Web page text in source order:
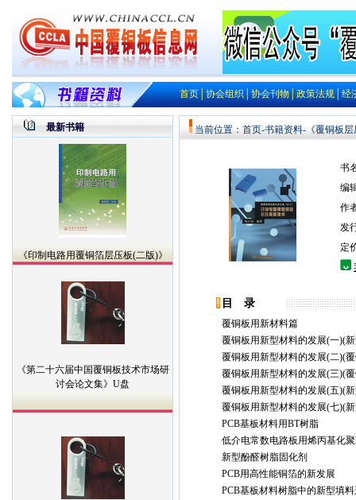
首页│协会组织│协会刊物│政策法规│经
最新书籍
《印制电路用覆铜箔层压板(二版)》
《第二十六届中国覆铜板技术市场研
讨会论文集》U盘
当前位置： 首页-书籍资料-《覆铜板
书
编
作
发
定
目 录
覆铜板用新材料篇
覆铜板用新型材料的发展(一)(
覆铜板用新型材料的发展(二)(
覆铜板用新型材料的发展(三)(
覆铜板用新型材料的发展(五)(
覆铜板用新型材料的发展(七)(
PCB基板材料用BT树脂
低介电常数电路板用烯丙基化
新型酚醛树脂固化剂
PCB用高性能铜箔的新发展
PCB基板材料树脂中的新型填